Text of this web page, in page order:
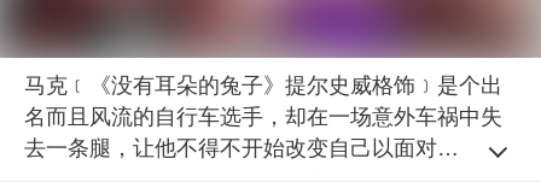
马克﹝《没有耳朵的兔子》提尔史威格饰﹞是个出
名而且风流的自行车选手，却在一场意外车祸中失
去一条腿，让他不得不开始改变自己以面对接下来